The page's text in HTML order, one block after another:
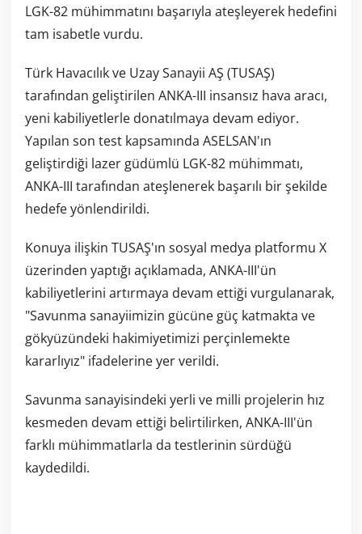
LGK-82 mühimmatını başarıyla ateşleyerek hedefini
tam isabetle vurdu.
Türk Havacılık ve Uzay Sanayii AŞ (TUSAŞ)
tarafından geliştirilen ANKA-III insansız hava aracı,
yeni kabiliyetlerle donatılmaya devam ediyor.
Yapılan son test kapsamında ASELSAN'ın
geliştirdiği lazer güdümlü LGK-82 mühimmatı,
ANKA-III tarafından ateşlenerek başarılı bir şekilde
hedefe yönlendirildi.
Konuya ilişkin TUSAŞ'ın sosyal medya platformu X
üzerinden yaptığı açıklamada, ANKA-III'ün
kabiliyetlerini artırmaya devam ettiği vurgulanarak,
"Savunma sanayiimizin gücüne güç katmakta ve
gökyüzündeki hakimiyetimizi perçinlemekte
kararlıyız" ifadelerine yer verildi.
Savunma sanayisindeki yerli ve milli projelerin hız
kesmeden devam ettiği belirtilirken, ANKA-III'ün
farklı mühimmatlarla da testlerinin sürdüğü
kaydedildi.